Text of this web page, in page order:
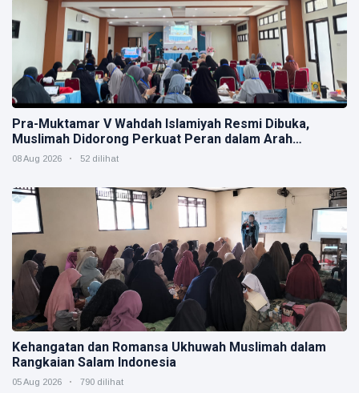
Pra-Muktamar V Wahdah Islamiyah Resmi Dibuka,
Muslimah Didorong Perkuat Peran dalam Arah
Strategis Organisasi
08 Aug 2026 52 dilihat
Kehangatan dan Romansa Ukhuwah Muslimah dalam
Rangkaian Salam Indonesia
05 Aug 2026 790 dilihat